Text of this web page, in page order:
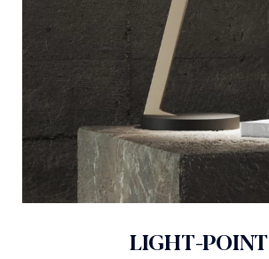
LIGHT-POINT